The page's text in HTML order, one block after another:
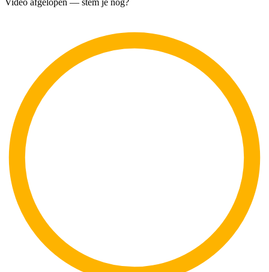
Video afgelopen — stem je nog?